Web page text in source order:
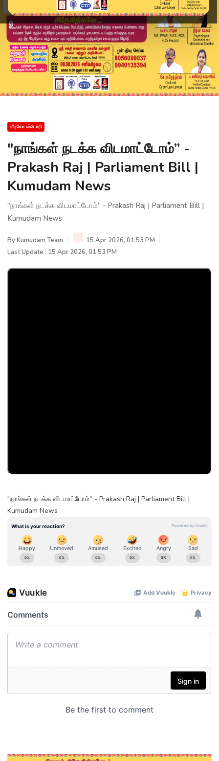
வீடியோ ஸ்டோரி
"நாங்கள் நடக்க விடமாட்டோம்” -
Prakash Raj | Parliament Bill |
Kumudam News
"நாங்கள் நடக்க விடமாட்டோம்” - Prakash Raj | Parliament Bill |
Kumudam News
ByKumudam Team
15 Apr 2026, 01:53 PM
Last Update : 15 Apr 2026, 01:53 PM
"நாங்கள் நடக்க விடமாட்டோம்” - Prakash Raj | Parliament Bill |
Kumudam News